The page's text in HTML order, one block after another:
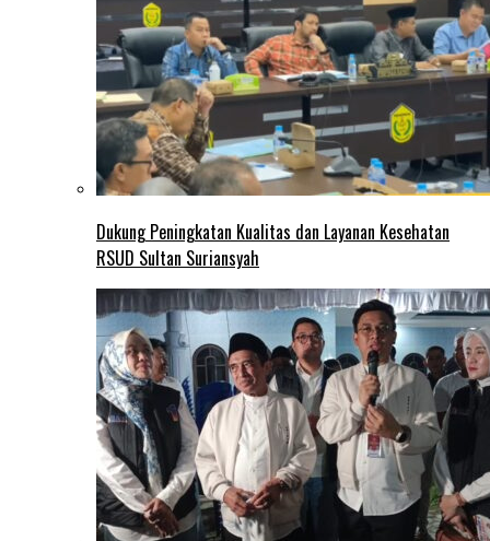
Dukung Peningkatan Kualitas dan Layanan Kesehatan
RSUD Sultan Suriansyah